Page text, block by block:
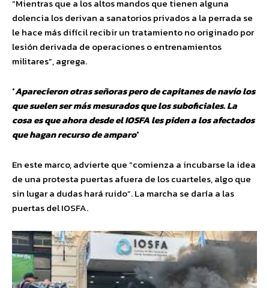
“Mientras que a los altos mandos que tienen alguna
dolencia los derivan a sanatorios privados a la perrada se
le hace más difícil recibir un tratamiento no originado por
lesión derivada de operaciones o entrenamientos
militares”, agrega.
°Aparecieron otras señoras pero de capitanes de navío los
que suelen ser más mesurados que los suboficiales. La
cosa es que ahora desde el IOSFA les piden a los afectados
que hagan recurso de amparo°
En este marco, advierte que “comienza a incubarse la idea
de una protesta puertas afuera de los cuarteles, algo que
sin lugar a dudas hará ruido”. La marcha se daría a las
puertas del IOSFA.